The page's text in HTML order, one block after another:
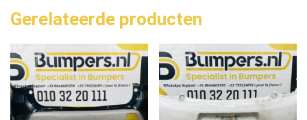
Gerelateerde producten